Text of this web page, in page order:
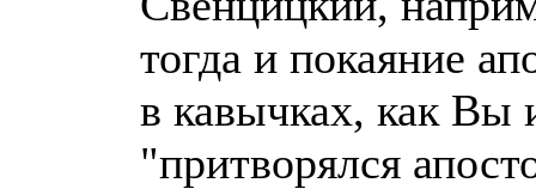
тогда и покаяние
в кавычках, как Вы
"притворялся